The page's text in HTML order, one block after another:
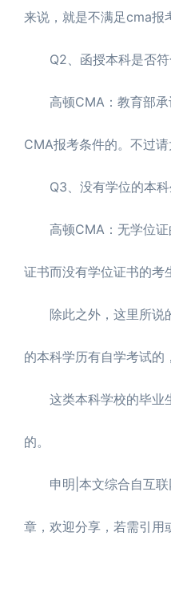
来说，就是不满足cma报
Q2、函授本科是否符
高顿CMA：教育部承
CMA报考条件的。不过
Q3、没有学位的本科
高顿CMA：无学位证
证书而没有学位证书的考
除此之外，这里所说的
的本科学历有自学考试
这类本科学校的毕业生
的。
申明|本文综合自互联
章，欢迎分享，若需引用